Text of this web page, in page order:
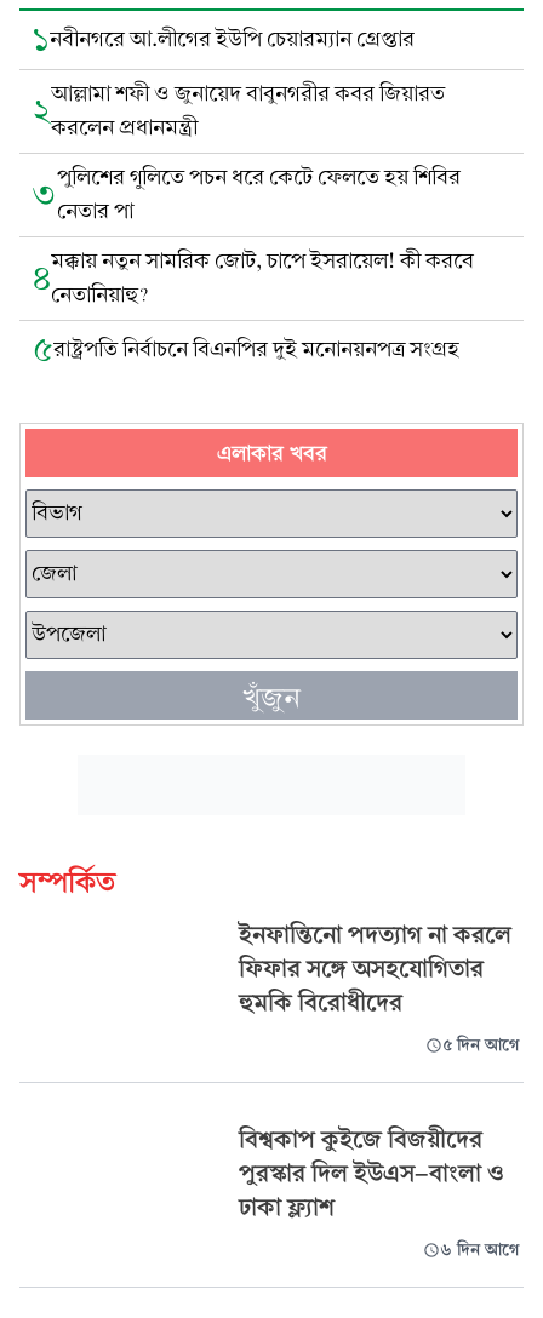
১নবীনগরে আ.লীগের ইউপি চেয়ারম্যান গ্রেপ্তার
২আল্লামা শফী ও জুনায়েদ বাবুনগরীর কবর জিয়ারত
করলেন প্রধানমন্ত্রী
৩পুলিশের গুলিতে পচন ধরে কেটে ফেলতে হয় শিবির
নেতার পা
৪মক্কায় নতুন সামরিক জোট, চাপে ইসরায়েল! কী করবে
নেতানিয়াহু?
৫রাষ্ট্রপতি নির্বাচনে বিএনপির দুই মনোনয়নপত্র সংগ্রহ
এলাকার খবর
খুঁজুন
সম্পর্কিত
ইনফান্তিনো পদত্যাগ না করলে
ফিফার সঙ্গে অসহযোগিতার
হুমকি বিরোধীদের
৫ দিন আগে
বিশ্বকাপ কুইজে বিজয়ীদের
পুরস্কার দিল ইউএস-বাংলা ও
ঢাকা ফ্ল্যাশ
৬ দিন আগে